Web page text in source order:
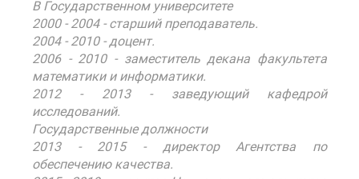
В Государственном университете
2000 - 2004 - старший преподаватель.
2004 - 2010 - доцент.
2006 - 2010 - заместитель декана факультета
математики и информатики.
2012 - 2013 - заведующий кафедрой
исследований.
Государственные должности
2013 - 2015 - директор Агентства по
обеспечению качества.